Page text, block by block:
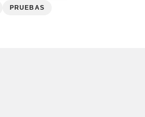
PRUEBAS